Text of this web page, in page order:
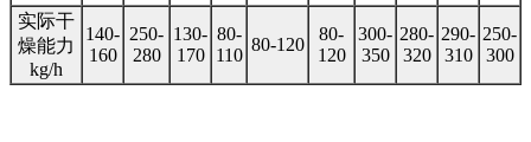
实际干
燥能力
kg/h
140-
160
250-
280
130-
170
80-
110
80-120
80-
120
300-
350
280-
320
290-
310
250-
300